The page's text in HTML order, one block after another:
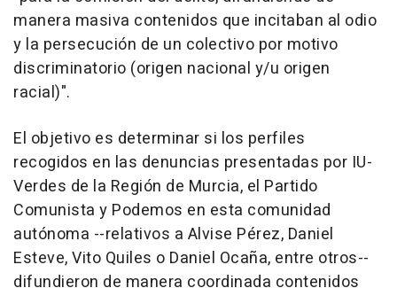
manera masiva contenidos que incitaban al odio
y la persecución de un colectivo por motivo
discriminatorio (origen nacional y/u origen
racial)".
El objetivo es determinar si los perfiles
recogidos en las denuncias presentadas por IU-
Verdes de la Región de Murcia, el Partido
Comunista y Podemos en esta comunidad
autónoma --relativos a Alvise Pérez, Daniel
Esteve, Vito Quiles o Daniel Ocaña, entre otros--
difundieron de manera coordinada contenidos